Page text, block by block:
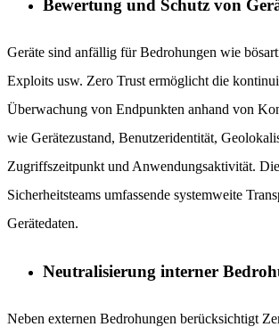
Bewertung und Schutz von
Geräte sind anfällig für Bedrohungen wie
Exploits usw. Zero Trust ermöglicht die
Überwachung von Endpunkten anhand von
wie Gerätezustand, Benutzeridentität,
Zugriffszeitpunkt und Anwendungsaktivität.
Sicherheitsteams umfassende systemweite
Gerätedaten.
Neutralisierung interner
Neben externen Bedrohungen berücksichtigt